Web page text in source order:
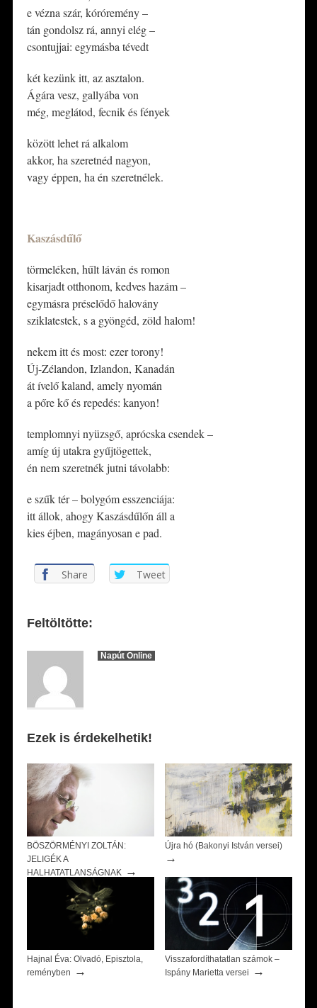
e vézna szár, kóróremény –
tán gondolsz rá, annyi elég –
csontujjai: egymásba tévedt
két kezünk itt, az asztalon.
Ágára vesz, gallyába von
még, meglátod, fecnik és fények
között lehet rá alkalom
akkor, ha szeretnéd nagyon,
vagy éppen, ha én szeretnélek.
Kaszásdűlő
törmeléken, hűlt láván és romon
kisarjadt otthonom, kedves hazám –
egymásra préselődő halovány
sziklatestek, s a gyöngéd, zöld halom!
nekem itt és most: ezer torony!
Új-Zélandon, Izlandon, Kanadán
át ívelő kaland, amely nyomán
a pőre kő és repedés: kanyon!
templomnyi nyüzsgő, aprócska csendek –
amíg új utakra gyűjtögettek,
én nem szeretnék jutni távolabb:
e szűk tér – bolygóm esszenciája:
itt állok, ahogy Kaszásdűlőn áll a
kies éjben, magányosan e pad.
Share Tweet
Feltöltötte:
Napút Online
Ezek is érdekelhetik!
BÖSZÖRMÉNYI ZOLTÁN:
JELIGÉK A
HALHATATLANSÁGNAK
→
Újra hó (Bakonyi István versei)
→
Hajnal Éva: Olvadó, Episztola,
reményben
→
Visszafordíthatatlan számok –
Ispány Marietta versei
→